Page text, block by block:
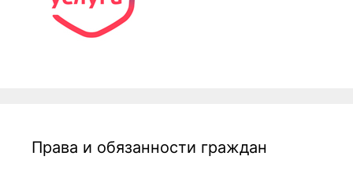
Права и обязанности граждан